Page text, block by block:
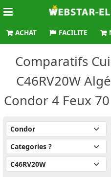
ACHAT FACILITE
Comparatifs
C46RV20W
Condor 4 Feux